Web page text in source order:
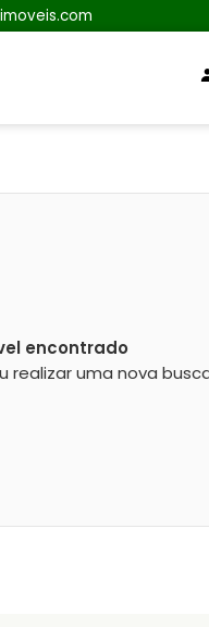
encontrado
realizar uma nova